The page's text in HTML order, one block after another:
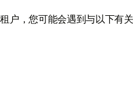
户，您可能会遇到与以下有